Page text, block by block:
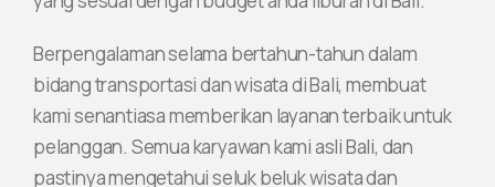
Berpengalaman selama bertahun-tahun dalam
bidang transportasi dan wisata di Bali, membuat
kami senantiasa memberikan layanan terbaik untuk
pelanggan. Semua karyawan kami asli Bali, dan
pastinya mengetahui seluk beluk wisata dan